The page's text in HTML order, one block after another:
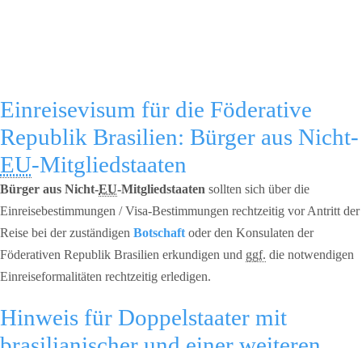
Einreisevisum für die Föderative
Republik Brasilien: Bürger aus Nicht-
EU-Mitgliedstaaten
Bürger aus Nicht-EU-Mitgliedstaaten sollten sich über die
Einreisebestimmungen / Visa-Bestimmungen rechtzeitig vor Antritt der
Reise bei der zuständigen Botschaft oder den Konsulaten der
Föderativen Republik Brasilien erkundigen und ggf. die notwendigen
Einreiseformalitäten rechtzeitig erledigen.
Hinweis für Doppelstaater mit